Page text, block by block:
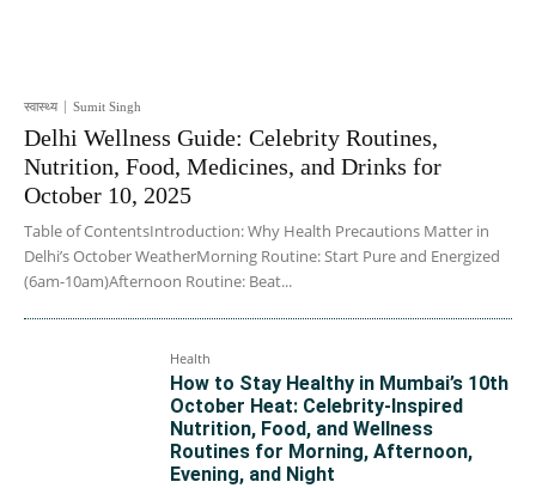
स्वास्थ्य Sumit Singh
Delhi Wellness Guide: Celebrity Routines,
Nutrition, Food, Medicines, and Drinks for
October 10, 2025
Table of ContentsIntroduction: Why Health Precautions Matter in
Delhi’s October WeatherMorning Routine: Start Pure and Energized
(6am-10am)Afternoon Routine: Beat...
Health
How to Stay Healthy in Mumbai’s 10th
October Heat: Celebrity-Inspired
Nutrition, Food, and Wellness
Routines for Morning, Afternoon,
Evening, and Night